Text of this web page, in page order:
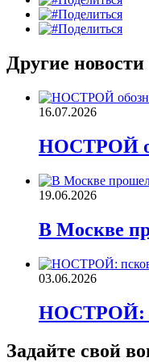
Поделиться
Поделиться
Другие новости
16.07.2026
НОСТРОЙ
19.06.2026
В Москве
03.06.2026
НОСТРОЙ:
Задайте свой